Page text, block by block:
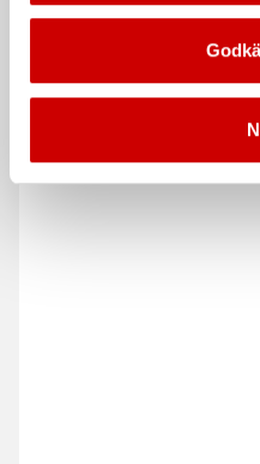
Vindruterengöring, Aktiv
Rengörande skumspray